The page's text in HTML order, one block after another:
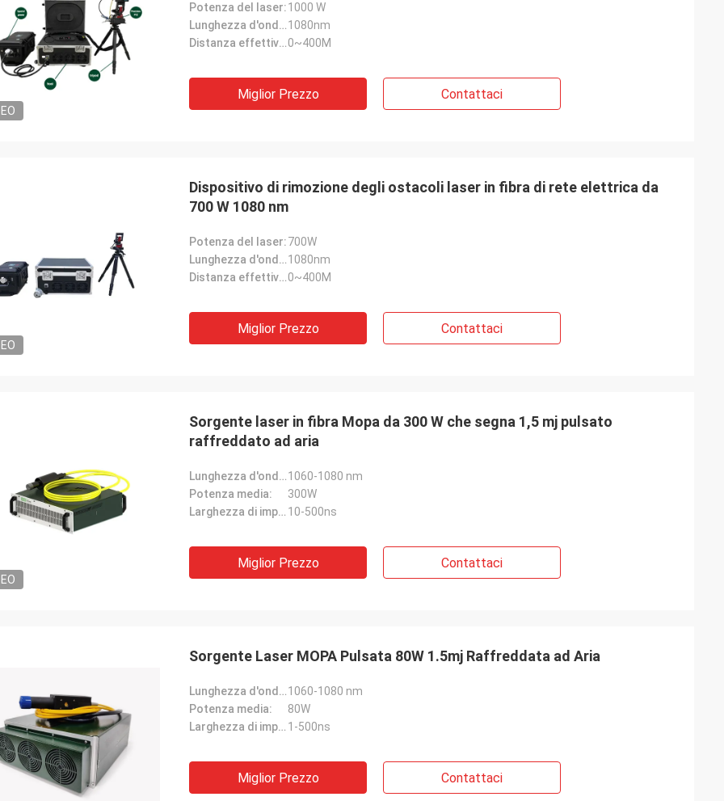
Potenza del laser:1000 W
Lunghezza d'onda del laser:1080nm
Distanza effettiva di lavoro:0~400M
Miglior Prezzo Contattaci
Dispositivo di rimozione degli ostacoli laser in fibra di rete elettrica da
700 W 1080 nm
Potenza del laser:700W
Lunghezza d'onda del laser:1080nm
Distanza effettiva di lavoro:0~400M
Miglior Prezzo Contattaci
Sorgente laser in fibra Mopa da 300 W che segna 1,5 mj pulsato
raffreddato ad aria
Lunghezza d'onda centrale:1060-1080 nm
Potenza media:
300W
Larghezza di impulso: 10-500ns
Miglior Prezzo Contattaci
Sorgente Laser MOPA Pulsata 80W 1.5mj Raffreddata ad Aria
Lunghezza d'onda centrale:1060-1080 nm
Potenza media:
80W
Larghezza di impulso: 1-500ns
Miglior Prezzo Contattaci